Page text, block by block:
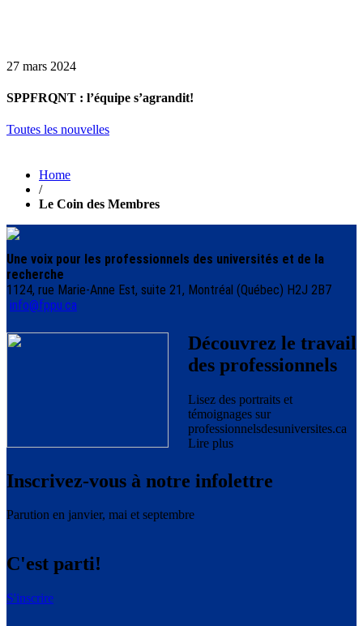
27 mars 2024
SPPFRQNT : l’équipe s’agrandit!
Toutes les nouvelles
Home
/
Le Coin des Membres
Une voix pour les professionnels des universités et de la
recherche
1124, rue Marie-Anne Est, suite 21, Montréal (Québec) H2J 2B7
info@fppu.ca
Découvrez le travail
des professionnels
Lisez des portraits et
témoignages sur
professionnelsdesuniversites.ca
Lire plus
Inscrivez-vous à notre infolettre
Parution en janvier, mai et septembre
C'est parti!
S'inscrire